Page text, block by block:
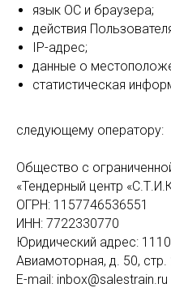
язык ОС и браузера;
действия
IP-адрес;
данные о
статистическая
следующему оператору:
Общество с
«Тендерный центр
ОГРН: 1157746536551
ИНН: 7722330770
Юридический адрес:
Авиамоторная, д. 50, стр.
E-mail: inbox@salestrain.ru